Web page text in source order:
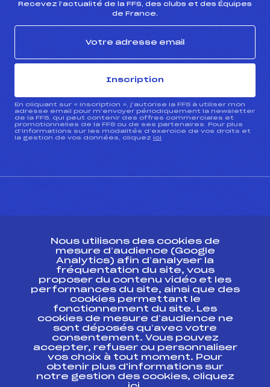
Recevez l’actualité de la FFS, des clubs et des Équipes
de France.
Inscription
En cliquant sur « inscription », j’autorise la FFS à utiliser mon
adresse email pour m’envoyer périodiquement la newsletter
de la FFS, qui peut contenir des offres commerciales et
promotionnelles de la FFS ou de ses partenaires. Pour plus
d’informations sur les modalités d’exercice de vos droits et
la gestion de vos données, cliquez ici
Ressources
Pass’Neige
Projet sportif fédéral
Projet de performance fédéral
Antidopage
Pôle Développement, Formation, Suivi
Scientifique
Listes ministérielles
Pôle vie de l’athlète
Nous utilisons des cookies de
mesure d’audience (Google
Analytics) afin d’analyser la
fréquentation du site, vous
proposer du contenu vidéo et les
performances du site, ainsi que des
cookies permettant le
fonctionnement du site. Les
cookies de mesure d’audience ne
sont déposés qu’avec votre
consentement. Vous pouvez
accepter, refuser ou personnaliser
vos choix à tout moment. Pour
obtenir plus d'informations sur
notre gestion des cookies, cliquez